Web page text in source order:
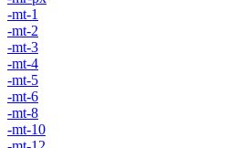
-mt-1
-mt-2
-mt-3
-mt-4
-mt-5
-mt-6
-mt-8
-mt-10